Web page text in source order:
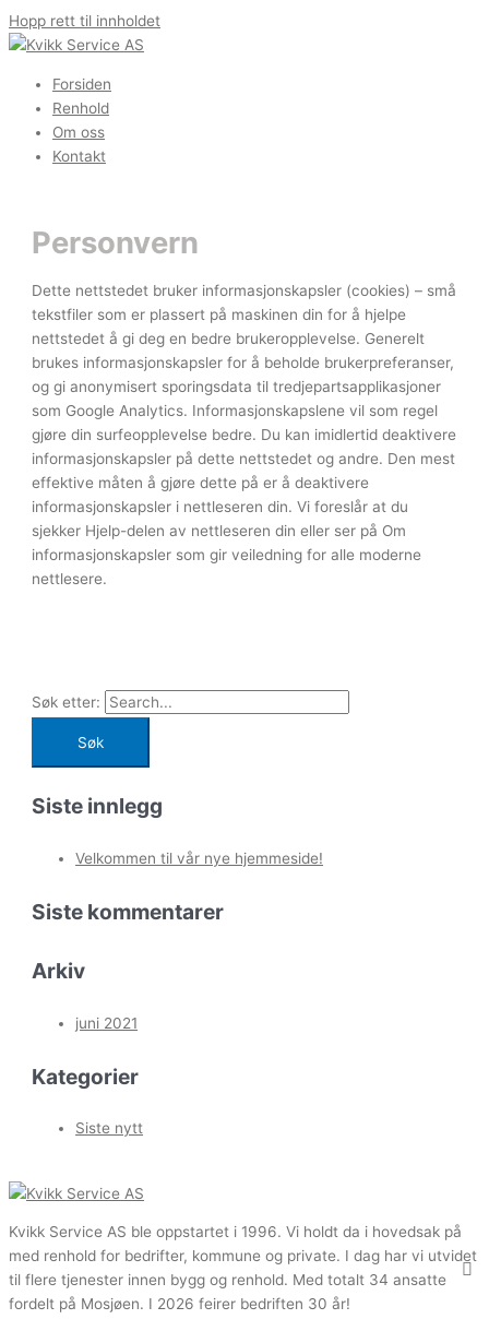
Hopp rett til innholdet
Forsiden
Renhold
Om oss
Kontakt
Personvern
Dette nettstedet bruker informasjonskapsler (cookies) – små
tekstfiler som er plassert på maskinen din for å hjelpe
nettstedet å gi deg en bedre brukeropplevelse. Generelt
brukes informasjonskapsler for å beholde brukerpreferanser,
og gi anonymisert sporingsdata til tredjepartsapplikasjoner
som Google Analytics. Informasjonskapslene vil som regel
gjøre din surfeopplevelse bedre. Du kan imidlertid deaktivere
informasjonskapsler på dette nettstedet og andre. Den mest
effektive måten å gjøre dette på er å deaktivere
informasjonskapsler i nettleseren din. Vi foreslår at du
sjekker Hjelp-delen av nettleseren din eller ser på Om
informasjonskapsler som gir veiledning for alle moderne
nettlesere.
Søk etter:
Siste innlegg
Velkommen til vår nye hjemmeside!
Siste kommentarer
Arkiv
juni 2021
Kategorier
Siste nytt
Kvikk Service AS ble oppstartet i 1996. Vi holdt da i hovedsak på
med renhold for bedrifter, kommune og private. I dag har vi utvidet
til flere tjenester innen bygg og renhold. Med totalt 34 ansatte
fordelt på Mosjøen. I 2026 feirer bedriften 30 år!